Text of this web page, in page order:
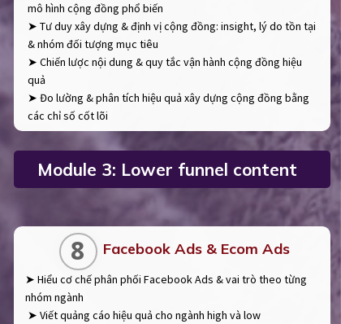
mô hình cộng đồng phổ biến
➤ Tư duy xây dựng & định vị cộng đồng: insight, lý do tồn tại
& nhóm đối tượng mục tiêu
➤ Chiến lược nội dung & quy tắc vận hành cộng đồng hiệu
quả
➤ Đo lường & phân tích hiệu quả xây dựng cộng đồng bằng
các chỉ số cốt lõi
Facebook Ads & Ecom Ads
➤ Hiểu cơ chế phân phối Facebook Ads & vai trò theo từng
nhóm ngành
➤ Viết quảng cáo hiệu quả cho ngành high và low
8
Module 3: Lower funnel content